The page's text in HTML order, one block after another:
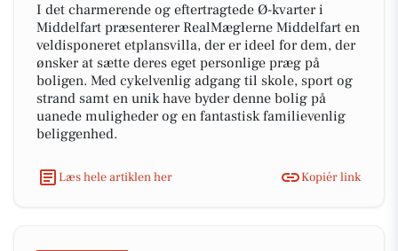
I det charmerende og eftertragtede Ø-kvarter i
Middelfart præsenterer RealMæglerne Middelfart en
veldisponeret etplansvilla, der er ideel for dem, der
ønsker at sætte deres eget personlige præg på
boligen. Med cykelvenlig adgang til skole, sport og
strand samt en unik have byder denne bolig på
uanede muligheder og en fantastisk familievenlig
beliggenhed.
Læs hele artiklen her Kopiér link